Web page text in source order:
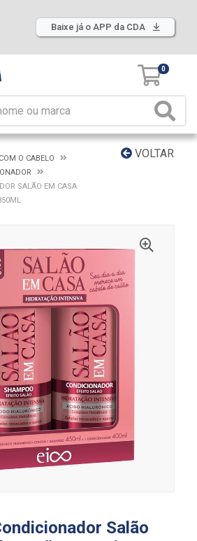
Baixe já o APP da CDA
0
VOLTAR
O CABELO
SALÃO EM CASA
Salão